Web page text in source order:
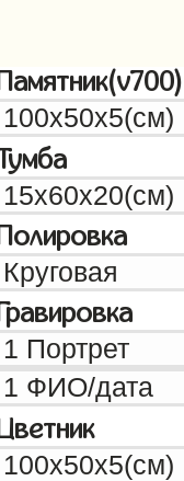
Памятник(v700)
Полировка
Цветник